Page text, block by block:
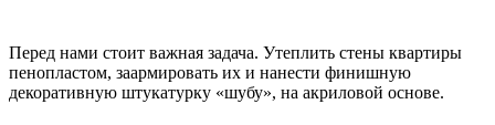
Перед нами стоит важная задача. Утеплить стены квартиры
пенопластом, заармировать их и нанести финишную
декоративную штукатурку «шубу», на акриловой основе.